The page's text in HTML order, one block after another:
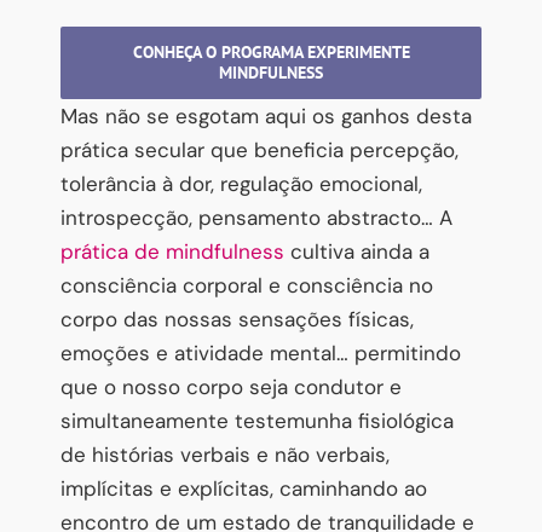
CONHEÇA O PROGRAMA EXPERIMENTE
MINDFULNESS
Mas não se esgotam aqui os ganhos desta
prática secular que beneficia percepção,
tolerância à dor, regulação emocional,
introspecção, pensamento abstracto… A
prática de mindfulness cultiva ainda a
consciência corporal e consciência no
corpo das nossas sensações físicas,
emoções e atividade mental… permitindo
que o nosso corpo seja condutor e
simultaneamente testemunha fisiológica
de histórias verbais e não verbais,
implícitas e explícitas, caminhando ao
encontro de um estado de tranquilidade e